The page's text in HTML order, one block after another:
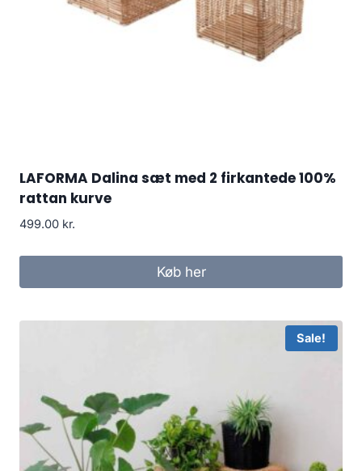
LAFORMA Dalina sæt med 2 firkantede 100%
rattan kurve
499.00 kr.
Køb her
Sale!